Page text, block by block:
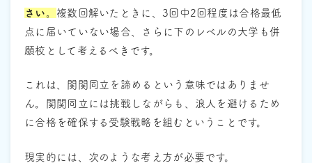
さい。 複数回解いたときに、3回中2回程度は合格最低
点に届いていない場合、さらに下のレベルの大学も併
願校として考えるべきです。
これは、関関同立を諦めるという意味ではありませ
ん。関関同立には挑戦しながらも、浪人を避けるため
に合格を確保する受験戦略を組むということです。
現実的には、次のような考え方が必要です。